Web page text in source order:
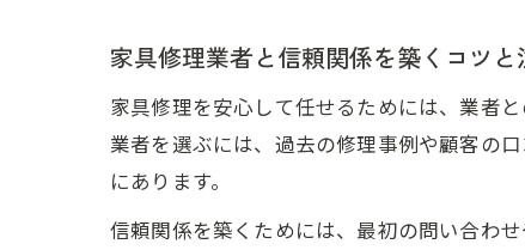
家具修理業者と信頼関係を築くコツと
家具修理を安心して任せるためには、業者
業者を選ぶには、過去の修理事例や顧客の
にあります。
信頼関係を築くためには、最初の問い合わ